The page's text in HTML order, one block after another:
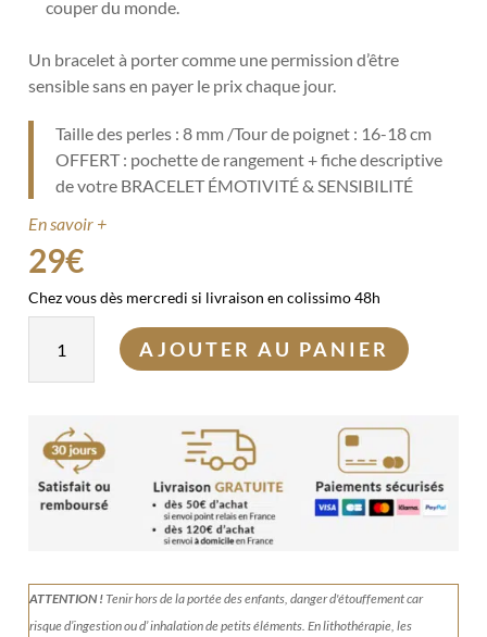
couper du monde.
Un bracelet à porter comme une permission d’être
sensible sans en payer le prix chaque jour.
Taille des perles : 8 mm /Tour de poignet : 16-18 cm
OFFERT : pochette de rangement + fiche descriptive
de votre BRACELET ÉMOTIVITÉ & SENSIBILITÉ
En savoir +
29€
Chez vous dès mercredi si livraison en colissimo 48h
Bracelet
Sensibilité
AJOUTER AU PANIER
ATTENTION !Tenirhors de la portée des enfants, danger d'étouffement car
risque d’ingestion ou d’ inhalation de petits éléments.En lithothérapie, les